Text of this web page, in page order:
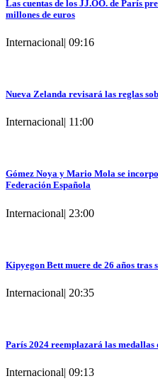
Las cuentas de los JJ.OO. de París
millones de euros
Internacional| 09:16
Nueva Zelanda revisará las reglas
Internacional| 11:00
Gómez Noya y Mario Mola se
Federación Española
Internacional| 23:00
Kipyegon Bett muere de 26 años
Internacional| 20:35
París 2024 reemplazará las medallas
Internacional| 09:13